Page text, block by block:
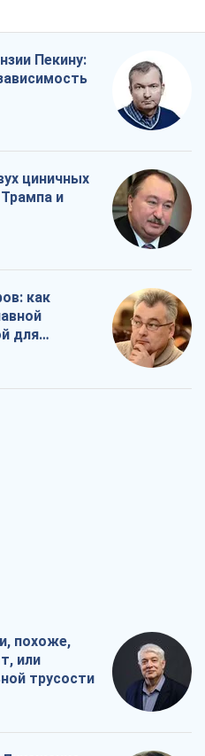
Пекину:
циничных
и
как
для
похоже,
или
трусости